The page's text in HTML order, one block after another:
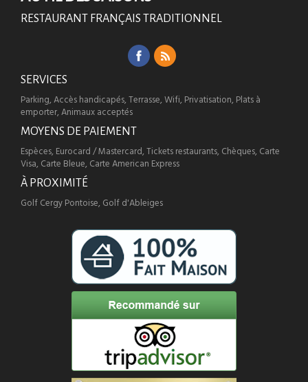
RESTAURANT FRANÇAIS TRADITIONNEL
SERVICES
Parking, Accès handicapés, Terrasse, Wifi, Privatisation, Plats à
emporter, Animaux acceptés
MOYENS DE PAIEMENT
Espèces, Eurocard / Mastercard, Tickets restaurants, Chèques, Carte
Visa, Carte Bleue, Carte American Express
À PROXIMITÉ
Golf Cergy Pontoise, Golf d'Ableiges